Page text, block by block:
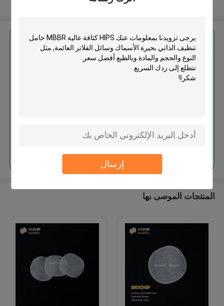
إرسال
احصل على افضل سعر ل
المنتجات الموصى بها